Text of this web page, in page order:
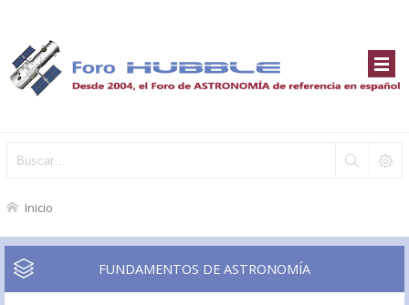
Inicio
FUNDAMENTOS DE ASTRONOMÍA